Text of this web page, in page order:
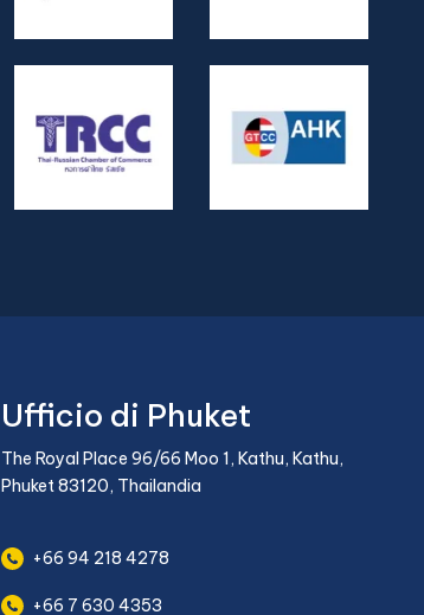
Ufficio di Phuket
The Royal Place 96/66 Moo 1, Kathu, Kathu,
Phuket 83120, Thailandia
+66 94 218 4278
+66 7 630 4353